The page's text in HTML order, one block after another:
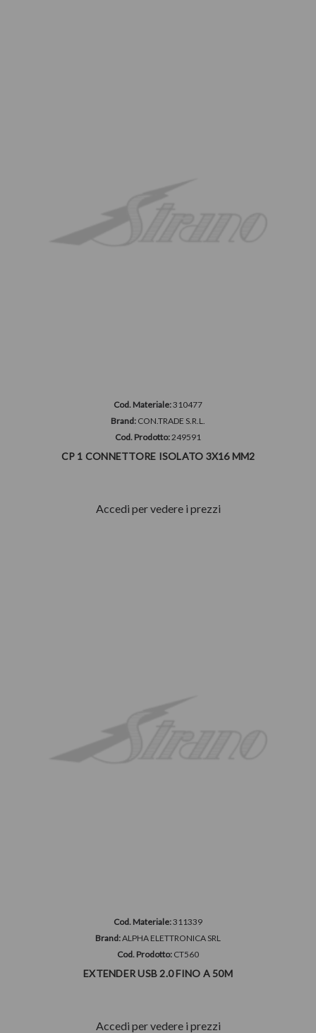
Cod. Materiale:310477
Brand: CON.TRADE S.R.L.
Cod. Prodotto:249591
CP 1 CONNETTORE ISOLATO 3X16 MM2
Accedi per vedere i prezzi
Cod. Materiale:311339
Brand:ALPHA ELETTRONICA SRL
Cod. Prodotto: CT560
EXTENDER USB 2.0 FINO A 50M
Accedi per vedere i prezzi